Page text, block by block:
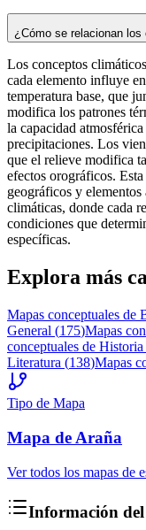
¿Cómo se relacionan
Los conceptos
cada elemento influye
temperatura base, que
modifica los patrones
la capacidad
precipitaciones. Los
que el relieve modifica
efectos orográficos.
geográficos y
climáticas, donde cada
condiciones que
específicas.
Explora más
Mapas conceptuales de
General (175)Mapas
conceptuales de Historia
Literatura (138)Mapas
Tipo de Mapa
Mapa de Araña
Ver todos los mapas de
Información del